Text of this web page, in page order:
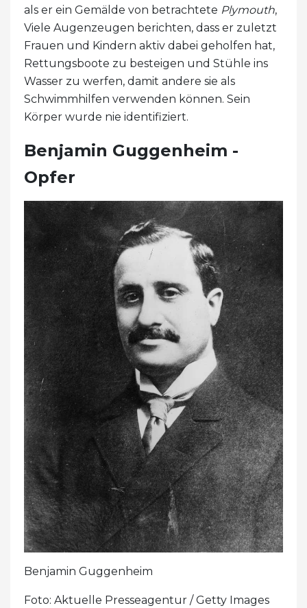
als er ein Gemälde von betrachtete Plymouth,
Viele Augenzeugen berichten, dass er zuletzt
Frauen und Kindern aktiv dabei geholfen hat,
Rettungsboote zu besteigen und Stühle ins
Wasser zu werfen, damit andere sie als
Schwimmhilfen verwenden können. Sein
Körper wurde nie identifiziert.
Benjamin Guggenheim -
Opfer
Benjamin Guggenheim
Foto: Aktuelle Presseagentur / Getty Images